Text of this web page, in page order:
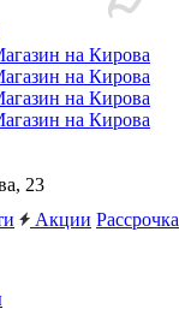
на Кирова
на Кирова
на Кирова
на Кирова
23
Акции Рассрочка